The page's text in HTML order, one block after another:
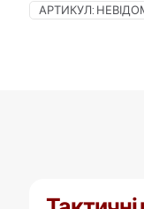
(р.АРТИКУЛ: